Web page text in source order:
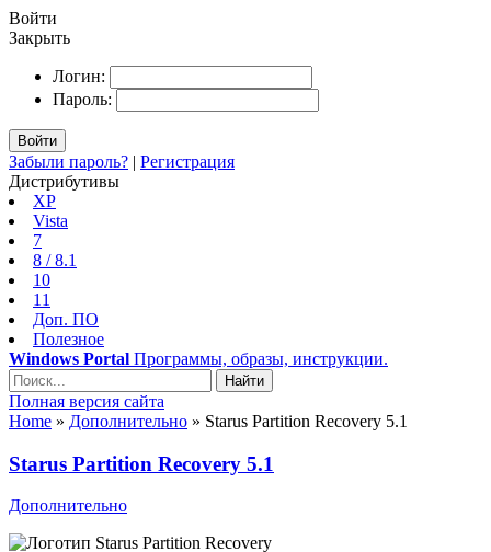
Войти
Закрыть
Логин:
Пароль:
Войти
Забыли пароль? | Регистрация
Дистрибутивы
XP
Vista
7
8 / 8.1
10
11
Доп. ПО
Полезное
Windows Portal Программы, образы, инструкции.
Найти
Полная версия сайта
Home » Дополнительно » Starus Partition Recovery 5.1
Starus Partition Recovery 5.1
Дополнительно